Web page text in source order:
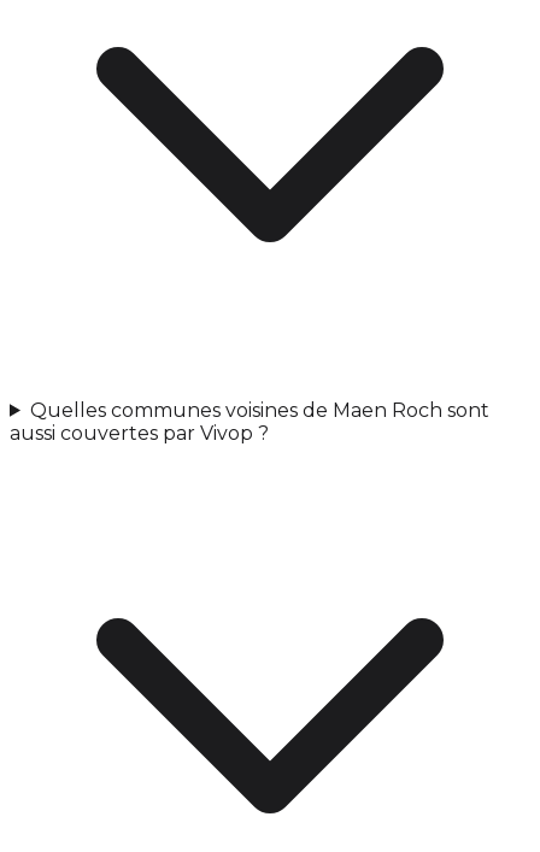
Quelles communes voisines de Maen Roch sont
aussi couvertes par Vivop ?